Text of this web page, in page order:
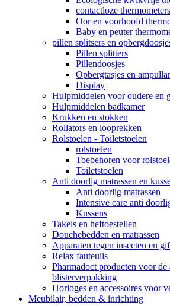
contactloze thermometers
Oor en voorhoofd
Baby en peuter
pillen splitsers en
Pillen splitters
Pillendoosjes
Opbergtasjes en
Display
Hulpmiddelen voor oudere en
Hulpmiddelen badkamer
Krukken en stokken
Rollators en looprekken
Rolstoelen - Toiletstoelen
rolstoelen
Toebehoren voor
Toiletstoelen
Anti doorlig matrassen en
Anti doorlig matrassen
Intensive care anti
Kussens
Takels en heftoestellen
Douchebedden en matrassen
Apparaten tegen insecten en
Relax fauteuils
Pharmadoct producten voor de
blisterverpakking
Horloges en accessoires voor
Meubilair, bedden & inrichting